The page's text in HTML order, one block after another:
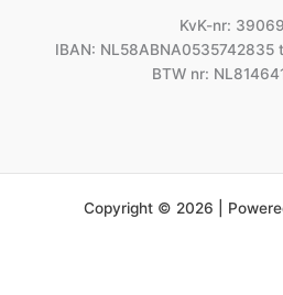
KvK-nr:
IBAN: NL58ABNA0535742835
BTW nr:
Copyright © 2026 |